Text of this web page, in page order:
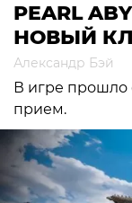
PEARL
НОВЫЙ
Александр Бэй
В игре прошло
прием.